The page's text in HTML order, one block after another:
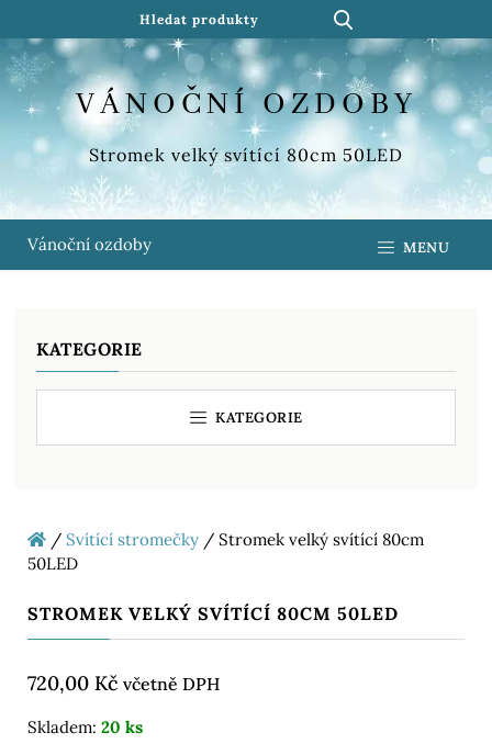
VÁNOČNÍ OZDOBY
Stromek velký svítící 80cm 50LED
Vánoční ozdoby MENU
KATEGORIE
KATEGORIE
/ Svítící stromečky / Stromek velký svítící 80cm
50LED
STROMEK VELKÝ SVÍTÍCÍ 80CM 50LED
720,00 Kč včetně DPH
Skladem: 20 ks